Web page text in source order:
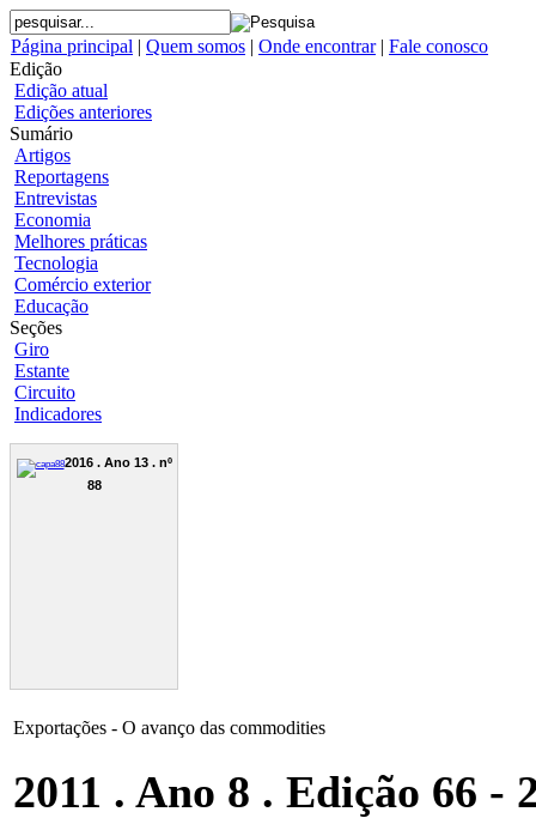
Página principal | Quem somos | Onde encontrar| Fale conosco
Edição
Edição atual
Edições anteriores
Sumário
Artigos
Reportagens
Entrevistas
Economia
Melhores práticas
Tecnologia
Comércio exterior
Educação
Seções
Giro
Estante
Circuito
Indicadores
2016 . Ano 13 . nº
88
Exportações - O avanço das commodities
2011 . Ano 8 . Edição 66 -